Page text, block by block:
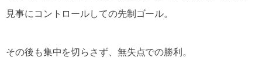
見事にコントロールしての先制ゴール。
その後も集中を切らさず、無失点での勝利。